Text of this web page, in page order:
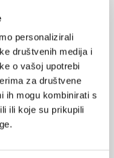
personalizirali
društvenih medija i
o vašoj upotrebi
za društvene
ih mogu kombinirati s
ili koje su prikupili
genetski su